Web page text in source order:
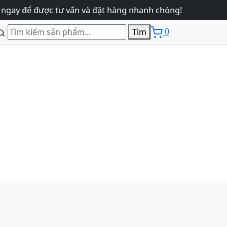
để được tư vấn và đặt hàng nhanh chóng!
Tìm
0